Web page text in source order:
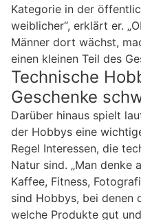
Kategorie in der
weiblicher“, erklärt er.
Männer dort wächst,
einen kleinen Teil des
Technische
Geschenke
Darüber hinaus spielt
der Hobbys eine
Regel Interessen, die
Natur sind. „Man denke
Kaffee, Fitness,
sind Hobbys, bei denen
welche Produkte gut